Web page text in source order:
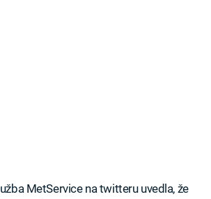
MetService na twitteru uvedla, že